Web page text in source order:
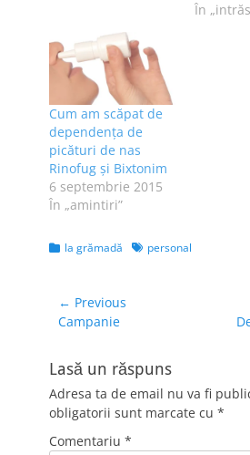
În
Cum am scăpat de
dependența de
picături de nas
Rinofug și Bixtonim
6 septembrie 2015
În „amintiri”
Categories
la grămadă Tagspersonal
Navigare
în
← Previous
Previous
Campanie
Lasă un răspuns
Adresa ta de email nu va fi
obligatorii sunt marcate cu *
Comentariu *